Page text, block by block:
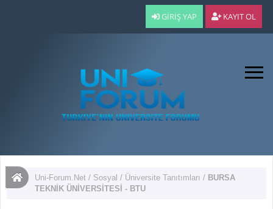
GIRIŞ YAP KAYIT OL
Uni-Forum.Net / Sosyal / Üniversite Tanıtımları / BURSA
TEKNİK ÜNİVERSİTESİ - BTU